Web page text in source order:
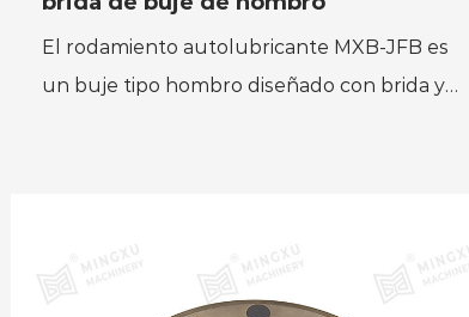
El rodamiento autolubricante MXB-JFB es
un buje tipo hombro diseñado con brida y